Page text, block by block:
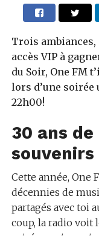
Trois ambiances,
accès VIP à
du Soir, One FM
lors d’une soirée
22h00!
30 ans
Cette année, One
décennies de
partagés avec toi
coup, la radio voit